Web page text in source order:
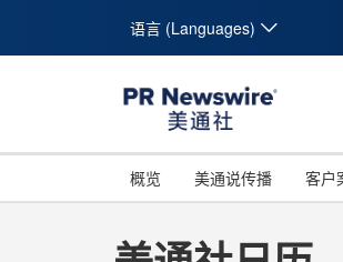
语言 (Languages)
概览 美通说传播 客户